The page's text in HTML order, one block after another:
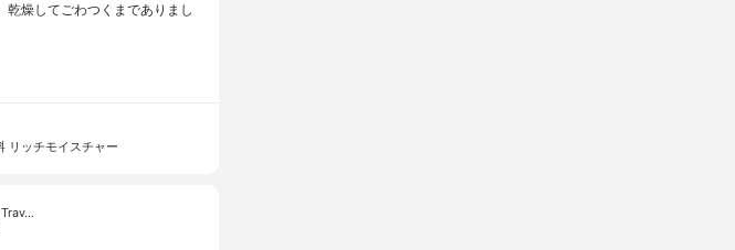
乾燥してごわつくまでありまし
リッチモイスチャー